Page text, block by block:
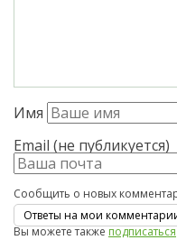
Имя
Email (не публикуется)
Сообщить о новых
Вы можете такжеподписаться